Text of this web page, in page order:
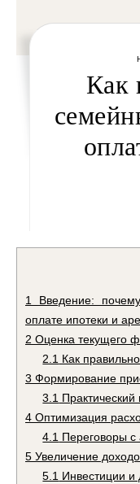
Как
1 Введение:
оплате ипотеки и
2 Оценка текущего
2.1 Как
3 Формирование
3.1
4 Оптимизация
4.1 Переговоры
5 Увеличение
5.1 Инвестиции и